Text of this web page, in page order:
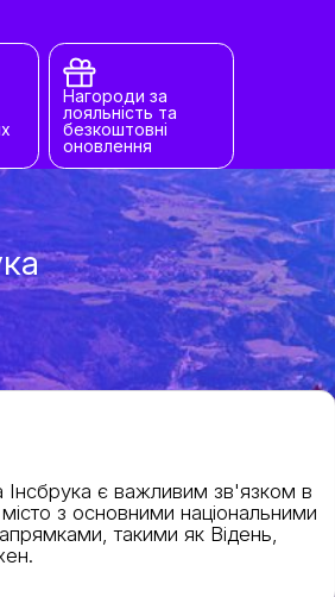
Нагороди за
лояльність та
безкоштовні
оновлення
Інсбрука є важливим зв'язком в
з основними національними
такими як Відень,